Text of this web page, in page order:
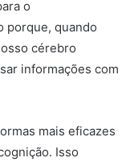
o
porque, quando
cérebro
informações com
mais eficazes
Isso